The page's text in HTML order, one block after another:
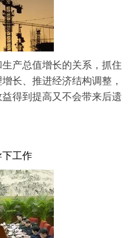
产总值增长的关系，抓住
长、推进经济结构调整，
得到提高又不会带来后遗
工作